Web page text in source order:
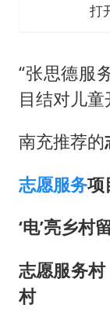
打
“张思德服
目结对儿童
南充推荐的
志愿服务项
‘电’亮乡村
志愿服务
村